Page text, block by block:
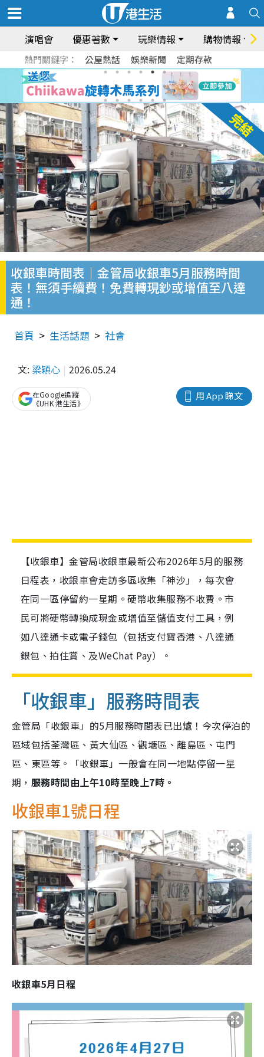
演唱會 優惠著數 玩樂情報 購物情報
熱門關鍵字： 公屋熱話 娛樂新聞 定期存款
收銀車時間表｜金管局收銀車5月服務時間
表！無須手續費！免費轉現鈔或增值至八達
通！
首頁 生活話題 社會
文: 梁穎心 2026.05.24
用 App 睇文
在Google追蹤
《UHK 港生活》
【收銀車】金管局收銀車最新公布2026年5月的服務
日程表，收銀車會走訪多區收集「神沙」，每次會
在同一區停留約一星期。硬幣收集服務不收費。市
民可將硬幣轉換成現金或增值至儲值支付工具，例
如八達通卡或電子錢包（包括支付寶香港、八達通
銀包、拍住賞、及WeChat Pay）。
「收銀車」服務時間表
金管局「收銀車」的5月服務時間表已出爐！今次停泊的
區域包括荃灣區、黃大仙區、觀塘區、離島區、屯門
區、東區等。「收銀車」一般會在同一地點停留一星
期， 服務時間由上午10時至晚上7時。
收銀車1號日程
收銀車5月日程